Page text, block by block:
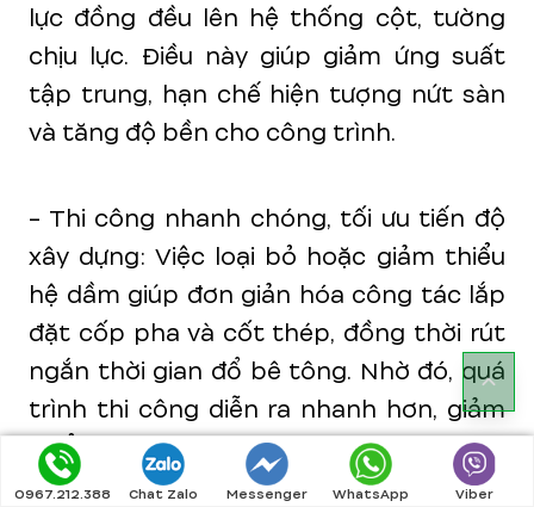
lực đồng đều lên hệ thống cột, tường
chịu lực. Điều này giúp giảm ứng suất
tập trung, hạn chế hiện tượng nứt sàn
và tăng độ bền cho công trình.
- Thi công nhanh chóng, tối ưu tiến độ
xây dựng: Việc loại bỏ hoặc giảm thiểu
hệ dầm giúp đơn giản hóa công tác lắp
đặt cốp pha và cốt thép, đồng thời rút
ngắn thời gian đổ bê tông. Nhờ đó, quá
trình thi công diễn ra nhanh hơn, giảm
thiểu các công đoạn phức tạp so với
sàn truyền thống.
0967.212.388 Chat Zalo Messenger WhatsApp Viber